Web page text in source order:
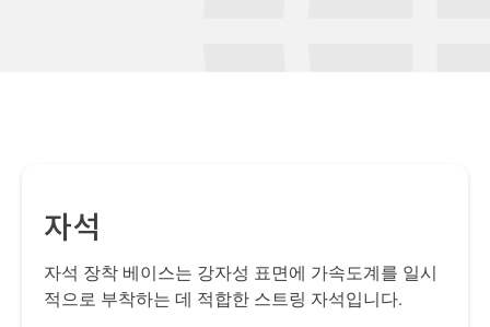
자석
자석 장착 베이스는 강자성 표면에 가속도계를 일시
적으로 부착하는 데 적합한 스트링 자석입니다.